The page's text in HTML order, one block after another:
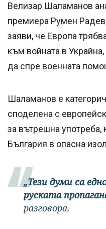
Велизар Шаламанов
премиера Румен
заяви, че Европа
към войната в
да спре военната
Шаламанов е
споделена с
за вътрешна употреба,
България в опасна
„Тези думи са
руската
разговора.